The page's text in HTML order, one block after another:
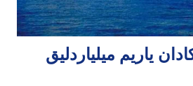
یاریم میلیاردلیق